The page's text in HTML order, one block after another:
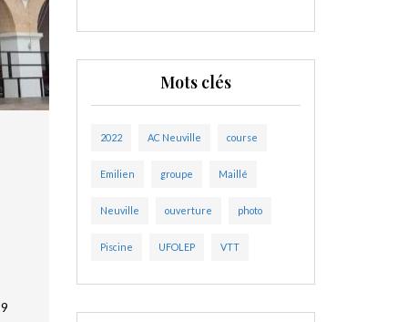
Mots clés
2022 AC Neuville course
Emilien groupe Maillé
Neuville ouverture photo
Piscine UFOLEP VTT